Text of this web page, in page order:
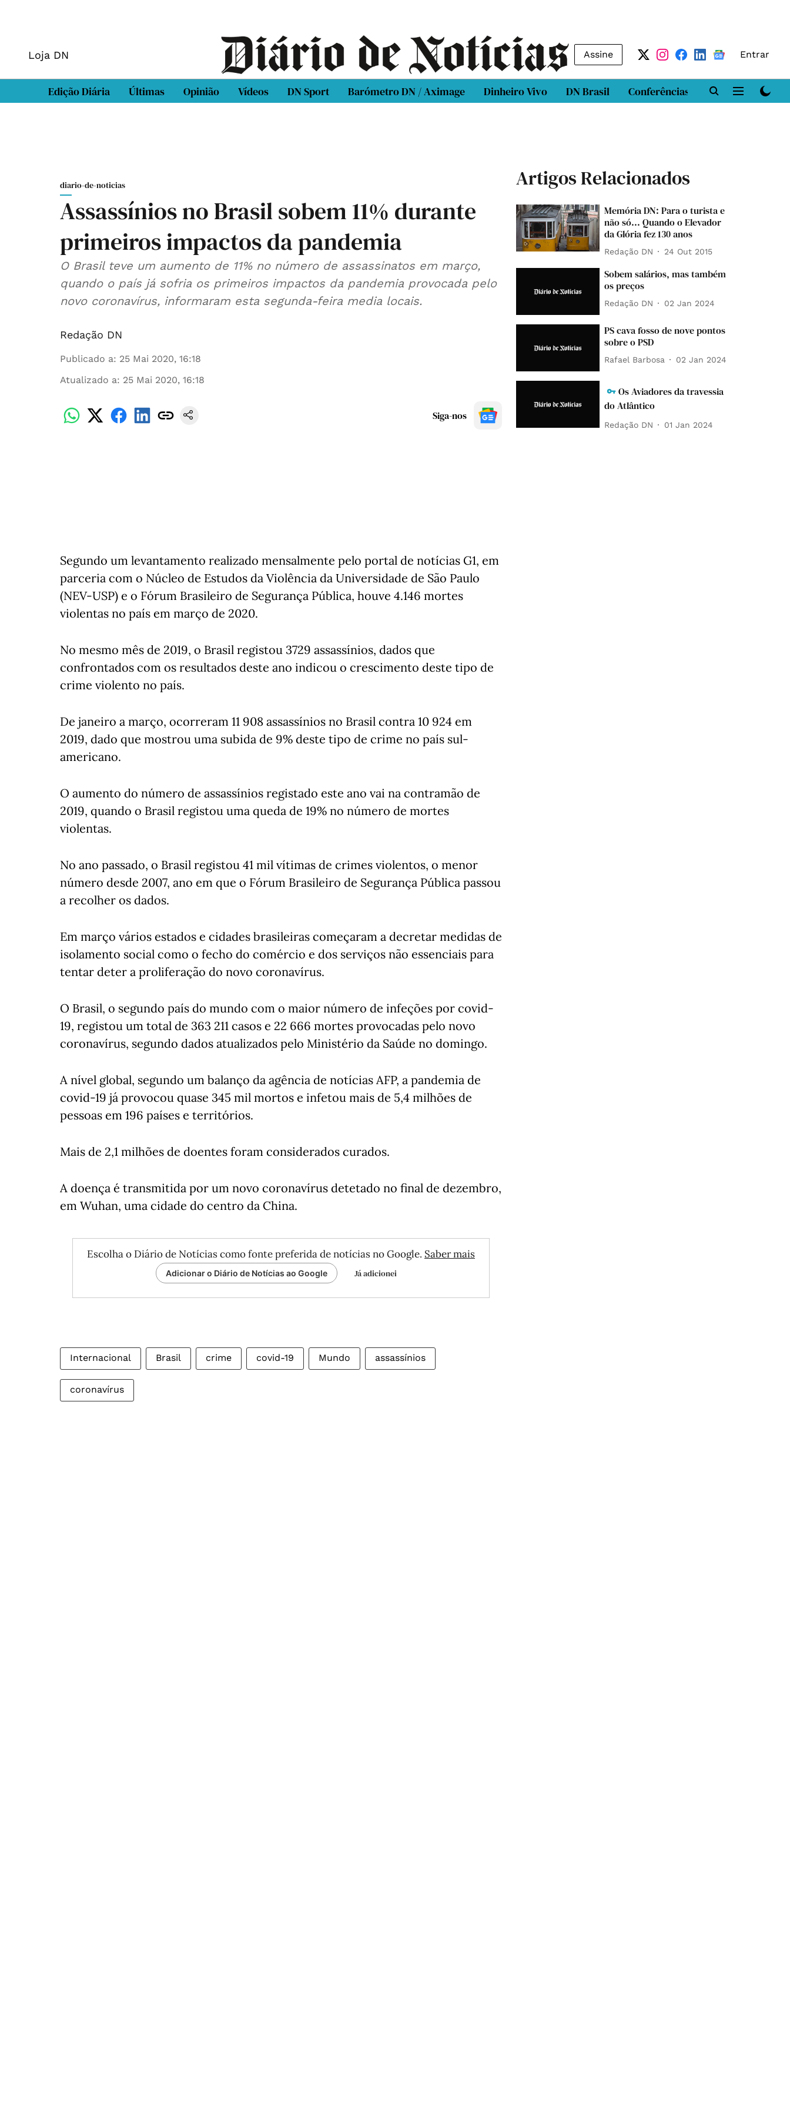
Loja DN Assine Entrar
Edição Diária Últimas Opinião Vídeos DN Sport Barómetro DN / Aximage Dinheiro Vivo DN Brasil Conferências DN LAB
diario-de-noticias
Assassínios no Brasil sobem 11% durante
primeiros impactos da pandemia
O Brasil teve um aumento de 11% no número de assassinatos em março,
quando o país já sofria os primeiros impactos da pandemia provocada pelo
novo coronavírus, informaram esta segunda-feira media locais.
Redação DN
Publicado a: 25 Mai 2020, 16:18
Atualizado a: 25 Mai 2020, 16:18
Siga-nos
Segundo um levantamento realizado mensalmente pelo portal de notícias G1, em
parceria com o Núcleo de Estudos da Violência da Universidade de São Paulo
(NEV-USP) e o Fórum Brasileiro de Segurança Pública, houve 4.146 mortes
violentas no país em março de 2020.
No mesmo mês de 2019, o Brasil registou 3729 assassínios, dados que
confrontados com os resultados deste ano indicou o crescimento deste tipo de
crime violento no país.
De janeiro a março, ocorreram 11 908 assassínios no Brasil contra 10 924 em
2019, dado que mostrou uma subida de 9% deste tipo de crime no país sul-
americano.
O aumento do número de assassínios registado este ano vai na contramão de
2019, quando o Brasil registou uma queda de 19% no número de mortes
violentas.
No ano passado, o Brasil registou 41 mil vítimas de crimes violentos, o menor
número desde 2007, ano em que o Fórum Brasileiro de Segurança Pública passou
a recolher os dados.
Em março vários estados e cidades brasileiras começaram a decretar medidas de
isolamento social como o fecho do comércio e dos serviços não essenciais para
tentar deter a proliferação do novo coronavírus.
O Brasil, o segundo país do mundo com o maior número de infeções por covid-
19, registou um total de 363 211 casos e 22 666 mortes provocadas pelo novo
coronavírus, segundo dados atualizados pelo Ministério da Saúde no domingo.
A nível global, segundo um balanço da agência de notícias AFP, a pandemia de
covid-19 já provocou quase 345 mil mortos e infetou mais de 5,4 milhões de
pessoas em 196 países e territórios.
Mais de 2,1 milhões de doentes foram considerados curados.
A doença é transmitida por um novo coronavírus detetado no final de dezembro,
em Wuhan, uma cidade do centro da China.
Escolha o Diário de Notícias como fonte preferida de notícias no Google. Saber mais
Adicionar o Diário de Notícias ao Google Já adicionei
Internacional Brasil crime covid-19 Mundo assassínios
coronavírus
Artigos Relacionados
Memória DN: Para o turista e
não só... Quando o Elevador
da Glória fez 130 anos
Redação DN 24 Out 2015
Sobem salários, mas também
os preços
Redação DN 02 Jan 2024
PS cava fosso de nove pontos
sobre o PSD
Rafael Barbosa 02 Jan 2024
Os Aviadores da travessia
do Atlântico
Redação DN 01 Jan 2024